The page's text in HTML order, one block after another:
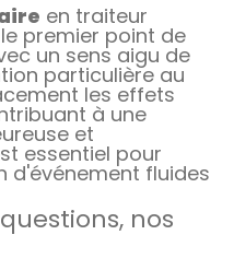
en traiteur
premier point de
un sens aigu de
particulière au
les effets
à une
et
essentiel pour
d'événement fluides
nos